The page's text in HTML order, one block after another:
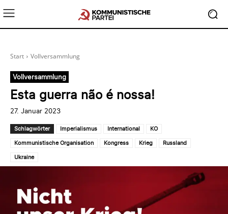
Start Vollversammlung
Vollversammlung
Esta guerra não é nossa!
27. Januar 2023
Schlagwörter Imperialismus International
KO
Kommunistische Organisation
Kongress Krieg
Russland
Ukraine